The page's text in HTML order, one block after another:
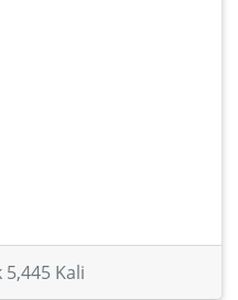
Kali